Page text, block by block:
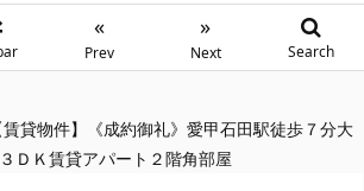
«
Prev
»
Next Search
賃貸物件】《成約御礼》愛甲石田駅徒歩７分大
ＤＫ賃貸アパート２階角部屋